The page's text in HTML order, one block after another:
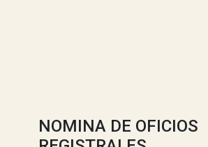
NOMINA DE OFICIOS